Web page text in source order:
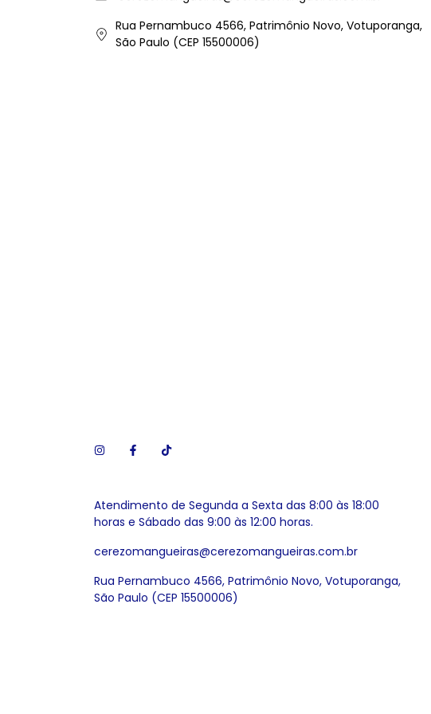
Rua Pernambuco 4566, Patrimônio Novo, Votuporanga,
São Paulo (CEP 15500006)
Atendimento de Segunda a Sexta das 8:00 às 18:00
horas e Sábado das 9:00 às 12:00 horas.
cerezomangueiras@cerezomangueiras.com.br
Rua Pernambuco 4566, Patrimônio Novo, Votuporanga,
São Paulo (CEP 15500006)